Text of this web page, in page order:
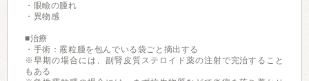
・眼瞼の腫れ
・異物感
■治療
・手術：霰粒腫を包んでいる袋ごと摘出する
※早期の場合には、副腎皮質ステロイド薬の注射で完治すること
もある